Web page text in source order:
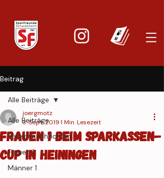
Beitrag
Alle Beiträge
Vereinsnachrichten
Frauen 1
Männer 1
Alle Beiträge
Frauen 1 beim Sparkassen-
Cup in Heiningen
joergmotz
3. Sept. 20191 Min. Lesezeit